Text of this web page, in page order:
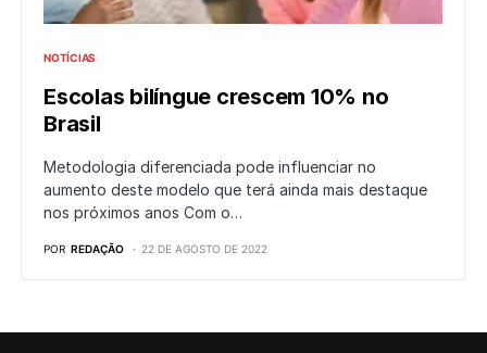
NOTÍCIAS
Escolas bilíngue crescem 10% no
Brasil
Metodologia diferenciada pode influenciar no
aumento deste modelo que terá ainda mais destaque
nos próximos anos Com o…
POR REDAÇÃO 22 DE AGOSTO DE 2022